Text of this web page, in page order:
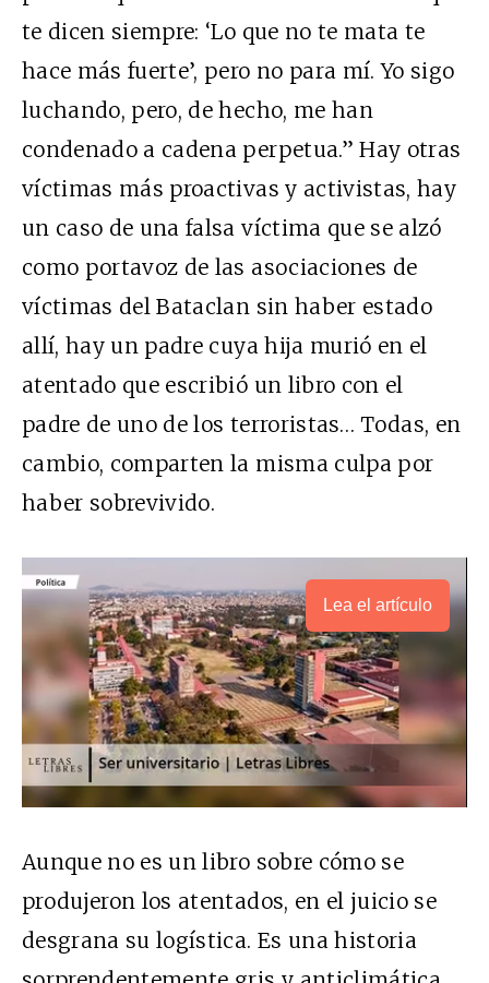
te dicen siempre: ‘Lo que no te mata te
hace más fuerte’, pero no para mí. Yo sigo
luchando, pero, de hecho, me han
condenado a cadena perpetua.” Hay otras
víctimas más proactivas y activistas, hay
un caso de una falsa víctima que se alzó
como portavoz de las asociaciones de
víctimas del Bataclan sin haber estado
allí, hay un padre cuya hija murió en el
atentado que escribió un libro con el
padre de uno de los terroristas… Todas, en
cambio, comparten la misma culpa por
haber sobrevivido.
Lea el artículo
Aunque no es un libro sobre cómo se
produjeron los atentados, en el juicio se
desgrana su logística. Es una historia